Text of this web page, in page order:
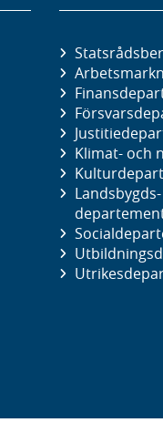
Klimat- och